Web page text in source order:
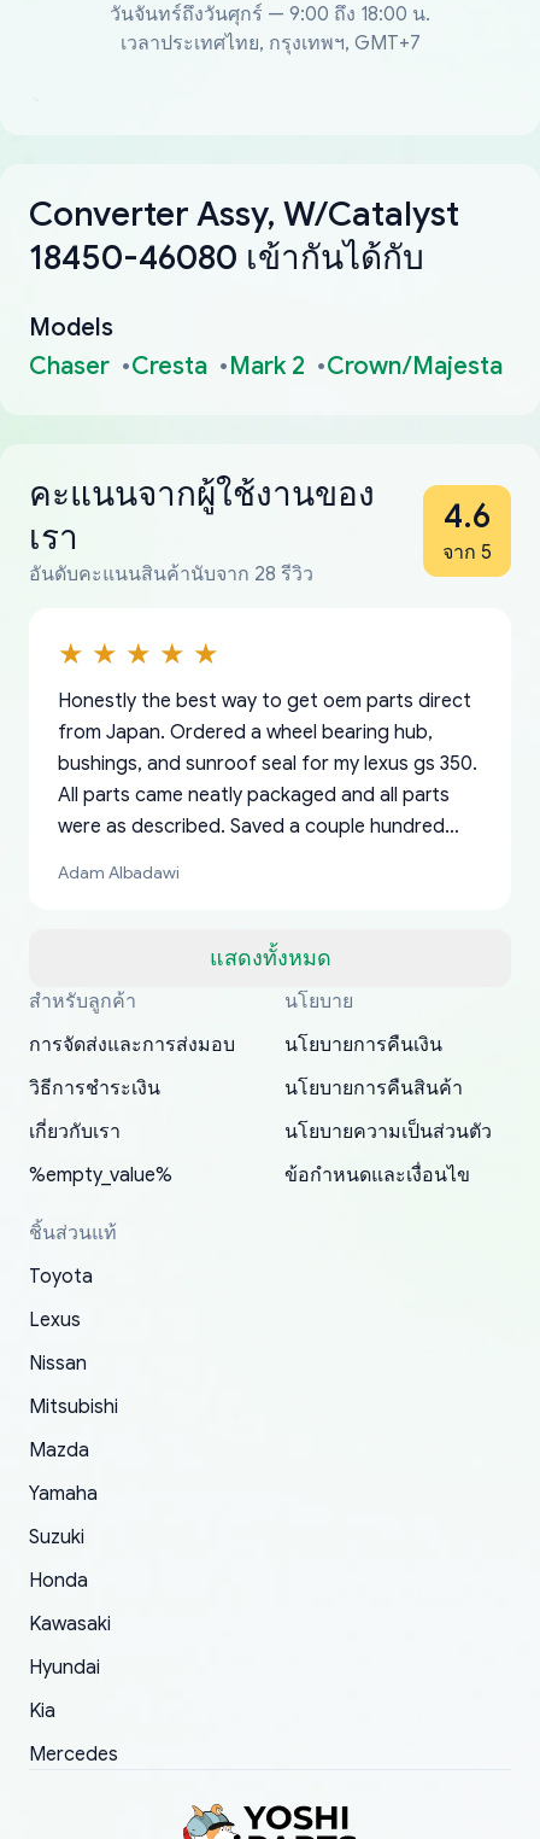
วันจันทร์ถึงวันศุกร์ — 9:00 ถึง 18:00 น.
เวลาประเทศไทย, กรุงเทพฯ, GMT+7
Converter Assy, W/Catalyst
18450-46080 เข้ากันได้กับ
Models
Chaser
Cresta Mark 2 Crown/Majesta
คะแนนจากผู้ใช้งานของ
เรา
อันดับคะแนนสินค้านับจาก 28 รีวิว
4.6
จาก 5
แสดงทั้งหมด
Honestly the best way to get oem parts direct
from Japan. Ordered a wheel bearing hub,
bushings, and sunroof seal for my lexus gs 350.
All parts came neatly packaged and all parts
were as described. Saved a couple hundred
a matter of days. Very professional company as
well, I forgot to add my apartment number in
my address and contacted them with the
correct information. They updated my address
promptly. Will 100% be returning to order parts
Adam Albadawi
Thank you, yoshiparts.com for the responsive
customer service and for being a reliable
have ordered from yoshi three times within
2022. The first two orders were received timely
and with no problems. The third order was not
received at all. According to yoshi's shipper, the
parcel was lost somewhere within the U.S.
replacement order was shipped and received.
The only reason for giving them 4 stars instead
order.
South Guam
OEM parts at prices that nobody else can beat.
Fast shipping to USA… I’m happy!
P. Ginez
Basically, this is my 6th time ordering parts for
my XRs (which is hard to find these days). Item
19 delays which is understandable, the package
is packed well! More so, I am genuinely happy
about the updates whether the item I added to
my cart is available or not. It's hassle free, I've
had troubles on my previous orders but they
and giving me updates.
All genuine oem parts all in perfect condition I
have told everyone about this site very reliable
appreciate everything.
Jay W
I am so shocked at good time, all just because
needed parts for making my cars more
mudguards,flares ) area insane good shape for
my VDJ79, thank you yoshi, for caring
packaging and also because i can look for all
parts needed for upgrading from LX to VX
toyota!.
YANAN RAMIREZ GONZALEZ
สำหรับลูกค้า
การจัดส่งและการส่งมอบ
วิธีการชำระเงิน
เกี่ยวกับเรา
%empty_value%
นโยบาย
นโยบายการคืนเงิน
นโยบายการคืนสินค้า
นโยบายความเป็นส่วนตัว
ข้อกำหนดและเงื่อนไข
ชิ้นส่วนแท้
Toyota
Lexus
Nissan
Mitsubishi
Mazda
Yamaha
Suzuki
Honda
Kawasaki
Hyundai
Kia
Mercedes